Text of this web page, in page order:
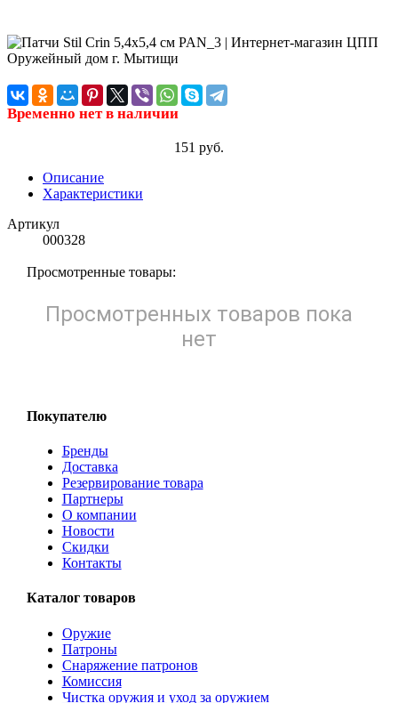
Временно нет в наличии
151 руб.
Описание
Характеристики
Артикул
000328
Просмотренные товары:
Просмотренных товаров пока
нет
Покупателю
Бренды
Доставка
Резервирование товара
Партнеры
О компании
Новости
Скидки
Контакты
Каталог товаров
Оружие
Патроны
Снаряжение патронов
Комиссия
Чистка оружия и уход за оружием